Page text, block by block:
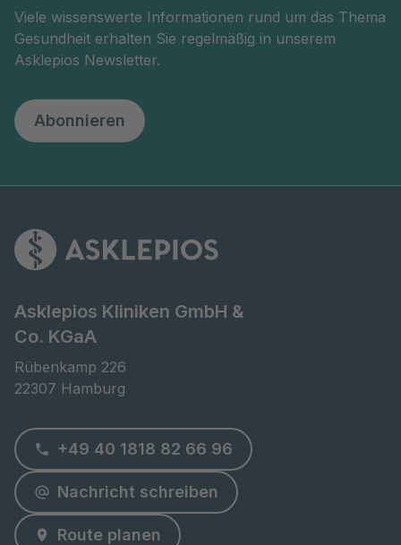
Viele wissenswerte Informationen rund um das Thema
Gesundheit erhalten Sie regelmäßig in unserem
Asklepios Newsletter.
Abonnieren
Asklepios Kliniken GmbH &
Co. KGaA
Rübenkamp 226
22307 Hamburg
+49 40 1818 82 66 96
Nachricht schreiben
Route planen